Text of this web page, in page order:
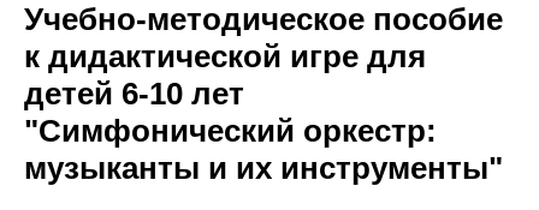
Учебно-методическое пособие
к дидактической игре для
детей 6-10 лет
"Симфонический оркестр:
музыканты и их инструменты"